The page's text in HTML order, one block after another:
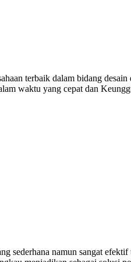
terbaik dalam bidang
waktu yang cepat dan
sederhana namun sangat